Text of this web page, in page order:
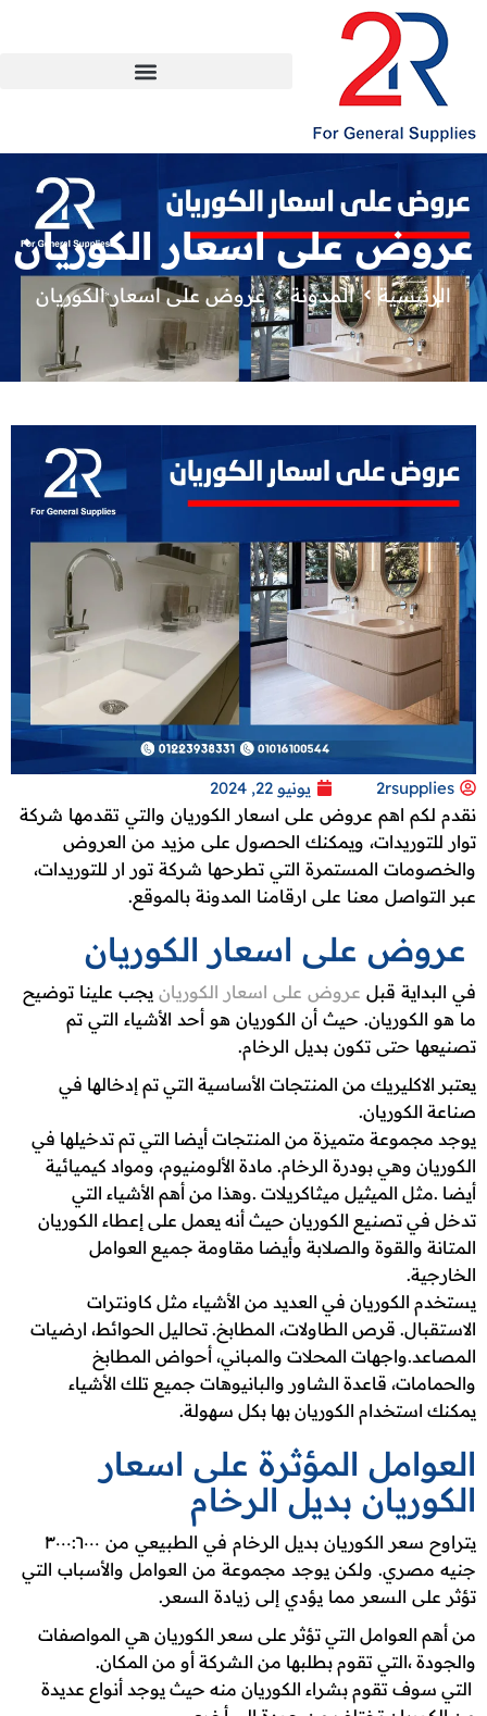
عروض على اسعار الكوريان
الرئيسية المدونة عروض على اسعار الكوريان
2rsupplies يونيو 22, 2024
نقدم لكم اهم عروض على اسعار الكوريان والتي تقدمها شركة
توار للتوريدات، ويمكنك الحصول على مزيد من العروض
والخصومات المستمرة التي تطرحها شركة تور ار للتوريدات،
عبر التواصل معنا على ارقامنا المدونة بالموقع.
عروض على اسعار الكوريان
في البداية قبل عروض على اسعار الكوريانيجب علينا توضيح
ما هو الكوريان. حيث أن الكوريان هو أحد الأشياء التي تم
تصنيعها حتى تكون بديل الرخام.
يعتبر الاكليريك من المنتجات الأساسية التي تم إدخالها في
صناعة الكوريان.
يوجد مجموعة متميزة من المنتجات أيضا التي تم تدخيلها في
الكوريان وهي بودرة الرخام. مادة الألومنيوم، ومواد كيميائية
أيضا .مثل الميثيل ميثاكريلات .وهذا من أهم الأشياء التي
تدخل في تصنيع الكوريان حيث أنه يعمل على إعطاء الكوريان
المتانة والقوة والصلابة وأيضا مقاومة جميع العوامل
الخارجية.
يستخدم الكوريان في العديد من الأشياء مثل كاونترات
الاستقبال. قرص الطاولات، المطابخ. تحاليل الحوائط، ارضيات
المصاعد.واجهات المحلات والمباني، أحواض المطابخ
والحمامات، قاعدة الشاور والبانيوهات جميع تلك الأشياء
يمكنك استخدام الكوريان بها بكل سهولة.
العوامل المؤثرة على اسعار
الكوريان بديل الرخام
يتراوح سعر الكوريان بديل الرخام في الطبيعي من ٣٠٠٠:٦٠٠٠
جنيه مصري. ولكن يوجد مجموعة من العوامل والأسباب التي
تؤثر على السعر مما يؤدي إلى زيادة السعر.
من أهم العوامل التي تؤثر على سعر الكوريان هي المواصفات
والجودة ،التي تقوم بطلبها من الشركة أو من المكان.
التي سوف تقوم بشراء الكوريان منه حيث يوجد أنواع عديدة